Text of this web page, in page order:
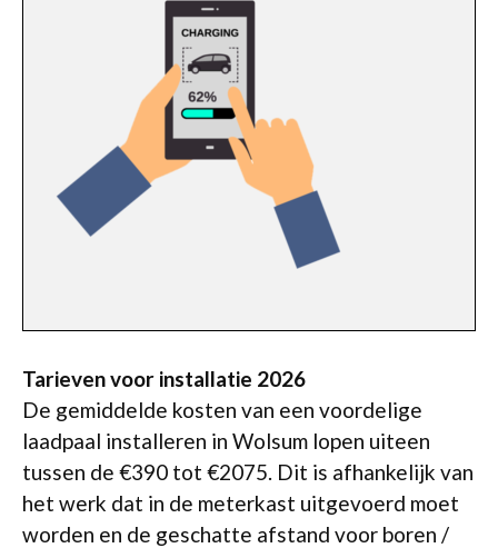
Tarieven voor installatie 2026
De gemiddelde kosten van een voordelige
laadpaal installeren in Wolsum lopen uiteen
tussen de €390 tot €2075. Dit is afhankelijk van
het werk dat in de meterkast uitgevoerd moet
worden en de geschatte afstand voor boren /